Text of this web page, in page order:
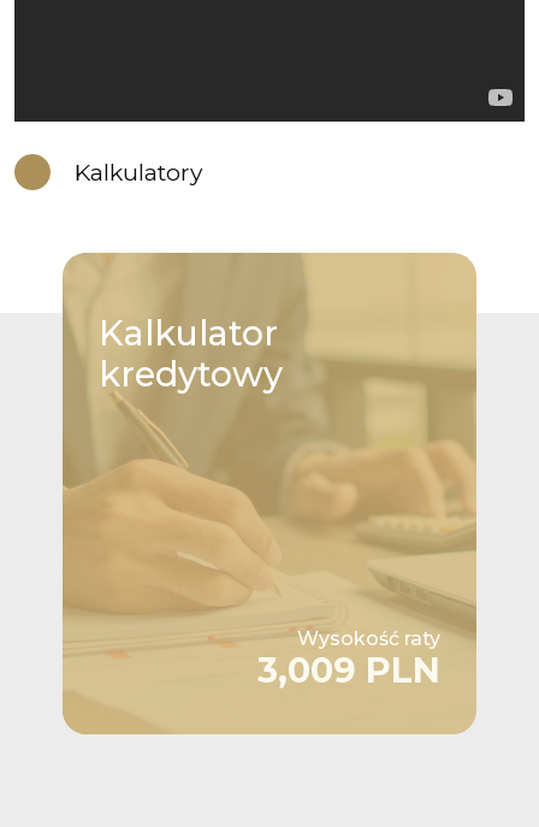
Kalkulatory
Kalkulator
kredytowy
Wysokość raty
3,009 PLN